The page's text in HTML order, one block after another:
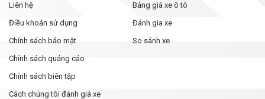
Liên hệ
Điều khoản sử dụng
Chính sách bảo mật
Chính sách quảng cáo
Chính sách biên tập
Cách chúng tôi đánh giá xe
Bảng giá xe ô tô
Đánh gia xe
So sánh xe